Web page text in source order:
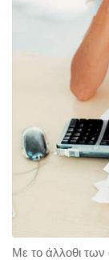
Με το άλλοθι των